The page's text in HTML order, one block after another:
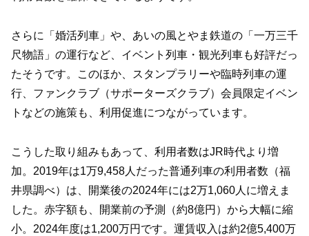
さらに「婚活列車」や、あいの風とやま鉄道の「一万三千
尺物語」の運行など、イベント列車・観光列車も好評だっ
たそうです。このほか、スタンプラリーや臨時列車の運
行、ファンクラブ（サポーターズクラブ）会員限定イベン
トなどの施策も、利用促進につながっています。
こうした取り組みもあって、利用者数はJR時代より増
加。2019年は1万9,458人だった普通列車の利用者数（福
井県調べ）は、開業後の2024年には2万1,060人に増えま
した。赤字額も、開業前の予測（約8億円）から大幅に縮
小。2024年度は1,200万円です。運賃収入は約2億5,400万